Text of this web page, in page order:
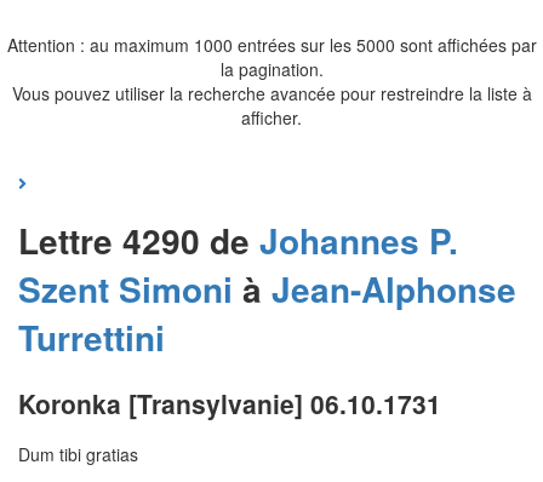
Attention : au maximum 1000 entrées sur les 5000 sont affichées par
la pagination.
Vous pouvez utiliser la recherche avancée pour restreindre la liste à
afficher.
Lettre 4290 de Johannes P.
Szent Simoni à Jean-Alphonse
Turrettini
Koronka [Transylvanie] 06.10.1731
Dum tibi gratias